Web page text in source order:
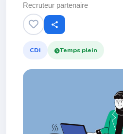
Recruteur partenaire
share
CDI Temps plein